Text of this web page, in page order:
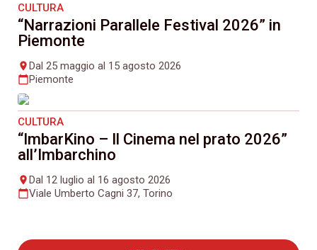
CULTURA
“Narrazioni Parallele Festival 2026” in
Piemonte
placeDal 25 maggio al 15 agosto 2026
calendar_todayPiemonte
CULTURA
“ImbarKino – Il Cinema nel prato 2026”
all’Imbarchino
placeDal 12 luglio al 16 agosto 2026
calendar_todayViale Umberto Cagni 37, Torino